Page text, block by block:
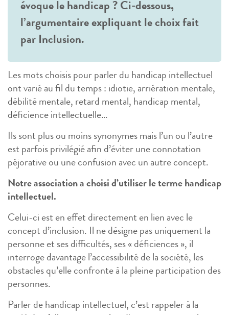
évoque le handicap ? Ci-dessous,
l’argumentaire expliquant le choix fait
par Inclusion.
Les mots choisis pour parler du handicap intellectuel
ont varié au fil du temps : idiotie, arriération mentale,
débilité mentale, retard mental, handicap mental,
déficience intellectuelle…
Ils sont plus ou moins synonymes mais l’un ou l’autre
est parfois privilégié afin d’éviter une connotation
péjorative ou une confusion avec un autre concept.
Notre association a choisi d’utiliser le terme handicap
intellectuel.
Celui-ci est en effet directement en lien avec le
concept d’inclusion. Il ne désigne pas uniquement la
personne et ses difficultés, ses « déficiences », il
interroge davantage l’accessibilité de la société, les
obstacles qu’elle confronte à la pleine participation des
personnes.
Parler de handicap intellectuel, c’est rappeler à la